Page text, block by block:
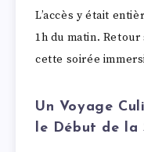
L’accès y était
1h du matin.
cette soirée
Un Voyage
le Début de la